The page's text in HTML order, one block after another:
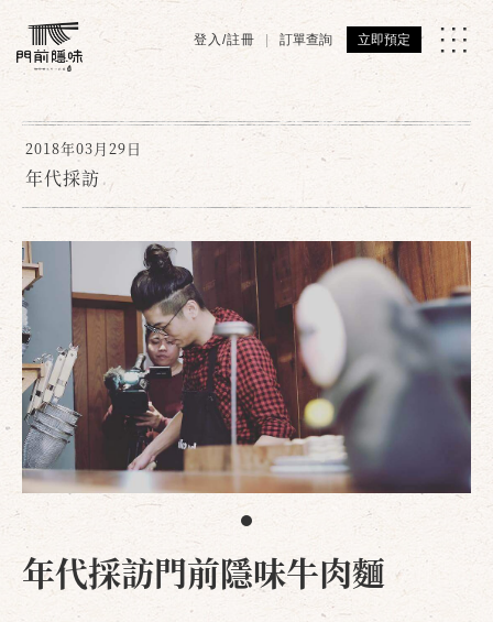
登入/註冊 訂單查詢 立即預定
2018年03月29日
年代採訪
年代採訪門前隱味牛肉麵